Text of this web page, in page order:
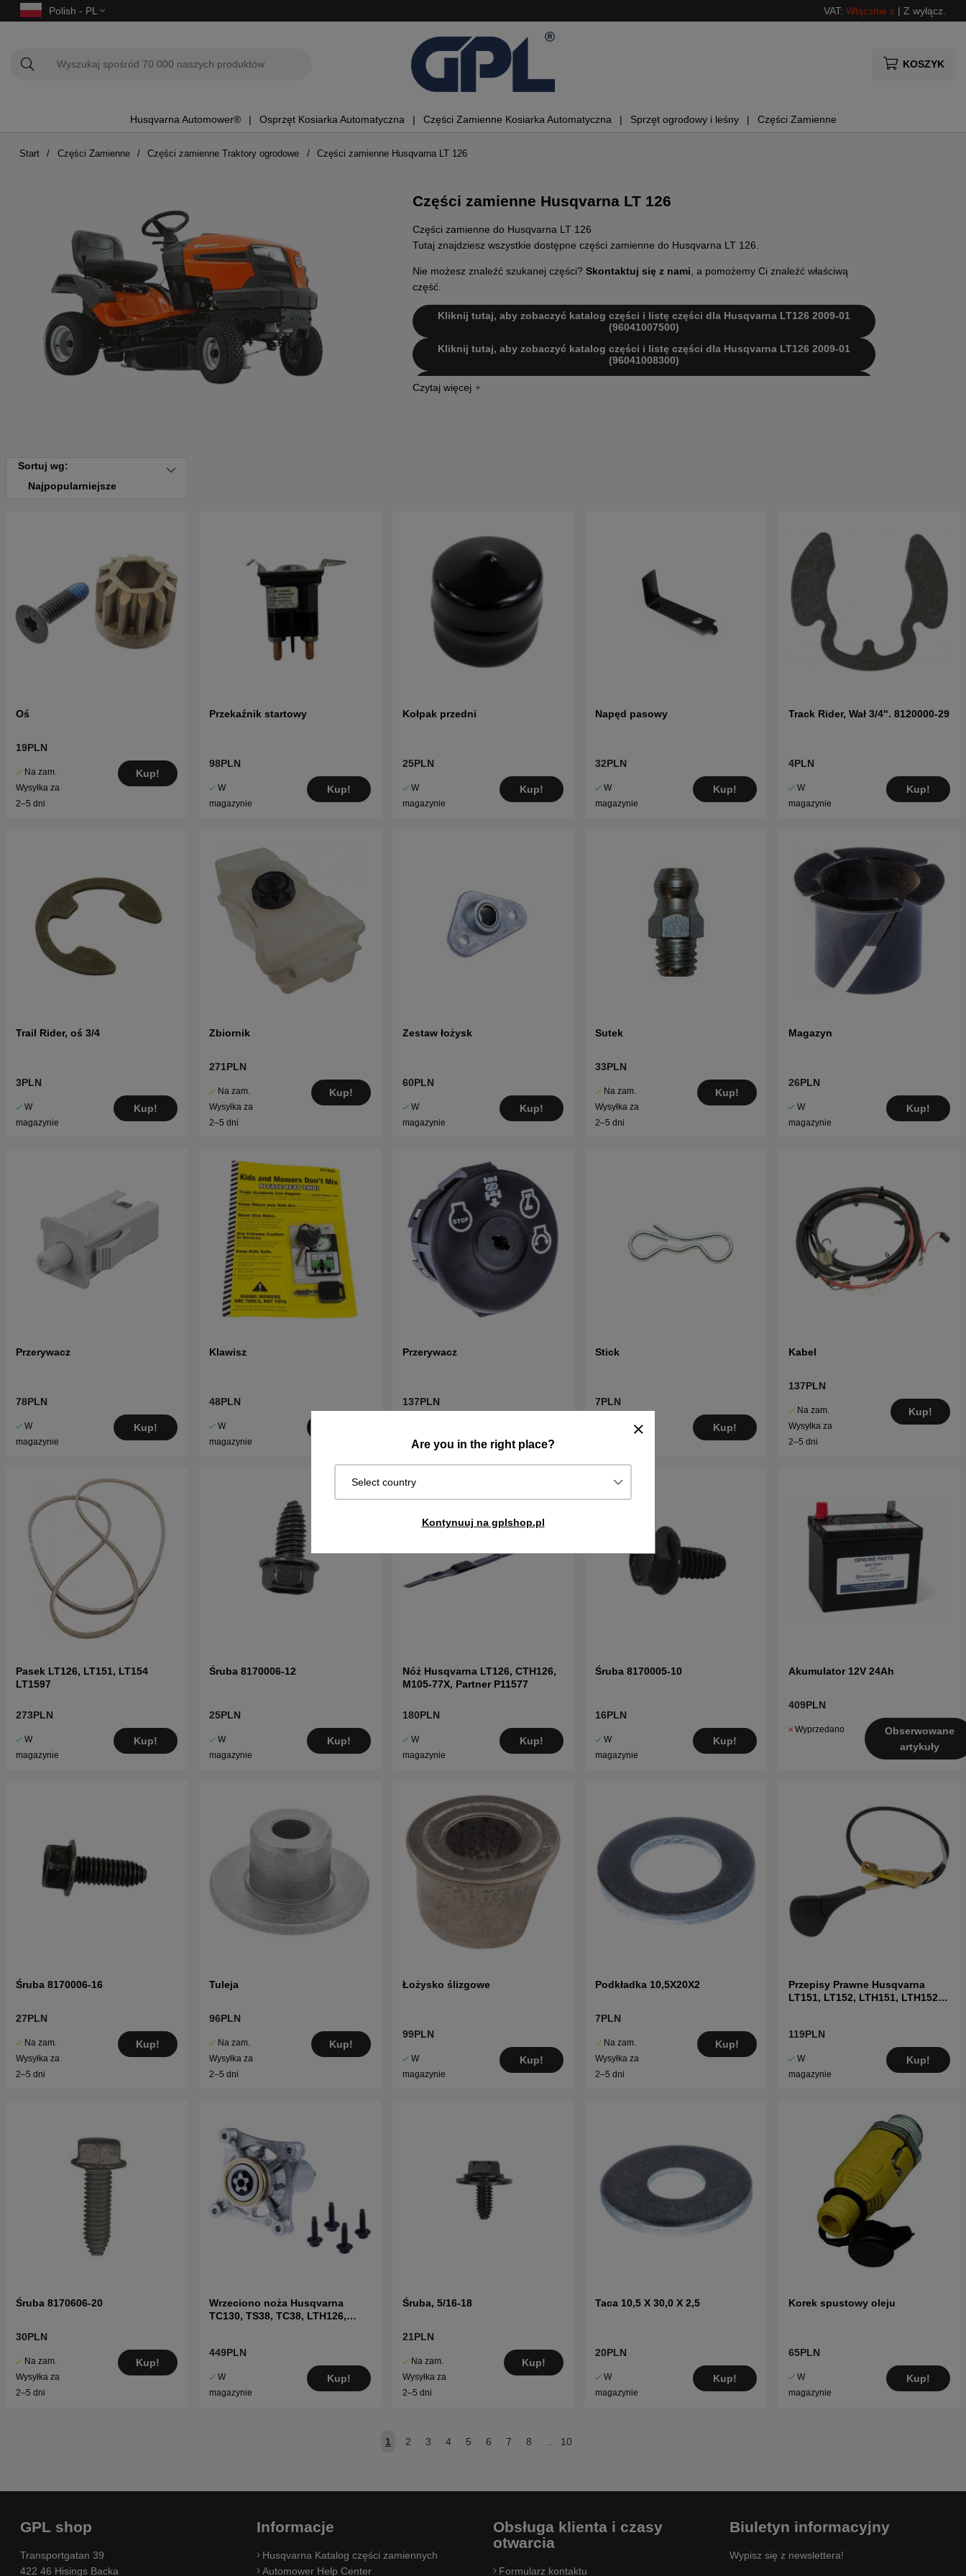
Polish - PL VAT: Włącznie z | Z wyłącz.
KOSZYK
Husqvarna Automower® Osprzęt Kosiarka Automatyczna Części Zamienne Kosiarka Automatyczna Sprzęt ogrodowy i leśny Części Zamienne
Are you in the right place?
Select country
Kontynuuj na gplshop.pl
Start Części Zamienne Części zamienne Traktory ogrodowe Części zamienne Husqvarna LT 126
Części zamienne Husqvarna LT 126
Części zamienne do Husqvarna LT 126
Tutaj znajdziesz wszystkie dostępne części zamienne do Husqvarna LT 126.
Nie możesz znaleźć szukanej części? Skontaktuj się z nami, a pomożemy Ci znaleźć właściwą
część.
Kliknij tutaj, aby zobaczyć katalog części i listę części dla Husqvarna LT126 2009-01
(96041007500)
Kliknij tutaj, aby zobaczyć katalog części i listę części dla Husqvarna LT126 2009-01
(96041008300)
Kliknij tutaj, aby zobaczyć katalog części i listę części dla Husqvarna LT126 2010-10
Kliknij tutaj, aby zobaczyć katalog części i listę części dla Husqvarna LT126 2010-10
Kliknij tutaj, aby zobaczyć katalog części i listę części dla Husqvarna LT126 2011-08
(96041020401)
Kliknij tutaj, aby zobaczyć katalog części i listę części dla Husqvarna LT126 2013-10
(96041020403)
Sortuj wg:
Najpopularniejsze
Oś
19PLN
Na zam.
Wysyłka za
2–5 dni
Kup!
Przekaźnik startowy
98PLN
W
magazynie
Kup!
Kołpak przedni
25PLN
W
magazynie
Kup!
Napęd pasowy
32PLN
W
magazynie
Kup!
Track Rider, Wał 3/4". 8120000-29
4PLN
W
magazynie
Kup!
Trail Rider, oś 3/4
3PLN
W
magazynie
Kup!
Zbiornik
271PLN
Na zam.
Wysyłka za
2–5 dni
Kup!
Zestaw łożysk
60PLN
W
magazynie
Kup!
Sutek
33PLN
Na zam.
Wysyłka za
2–5 dni
Kup!
Magazyn
26PLN
W
magazynie
Kup!
Przerywacz
78PLN
W
magazynie
Kup!
Klawisz
48PLN
W
magazynie
Przerywacz
137PLN
magazynie
Stick
7PLN
Kup!
Kabel
137PLN
Na zam.
Wysyłka za
2–5 dni
Kup!
Pasek LT126, LT151, LT154
LT1597
273PLN
W
magazynie
Kup!
Śruba 8170006-12
25PLN
W
magazynie
Kup!
Nóż Husqvarna LT126, CTH126,
M105-77X, Partner P11577
180PLN
W
magazynie
Kup!
Śruba 8170005-10
16PLN
W
magazynie
Kup!
Akumulator 12V 24Ah
409PLN
Wyprzedano
Obserwowane
artykuły
Śruba 8170006-16
27PLN
Na zam.
Wysyłka za
2–5 dni
Kup!
Tuleja
96PLN
Na zam.
Wysyłka za
2–5 dni
Kup!
Łożysko ślizgowe
99PLN
W
magazynie
Kup!
Podkładka 10,5X20X2
7PLN
Na zam.
Wysyłka za
2–5 dni
Kup!
Przepisy Prawne Husqvarna
LT151, LT152, LTH151, LTH152,
119PLN
W
magazynie
Kup!
Śruba 8170606-20
30PLN
Na zam.
Wysyłka za
2–5 dni
Kup!
Wrzeciono noża Husqvarna
TC130, TS38, TC38, LTH126,
449PLN
W
magazynie
Kup!
Śruba, 5/16-18
21PLN
Na zam.
Wysyłka za
2–5 dni
Kup!
Taca 10,5 X 30,0 X 2,5
20PLN
W
magazynie
Kup!
Korek spustowy oleju
65PLN
W
magazynie
Kup!
1 2 3 4 5 6 7 8 .. 10
GPL shop
Transportgatan 39
422 46 Hisings Backa
Informacje
Husqvarna Katalog części zamiennych
Automower Help Center
Obsługa klienta i czasy
otwarcia
Formularz kontaktu
Biuletyn informacyjny
Wypisz się z newslettera!